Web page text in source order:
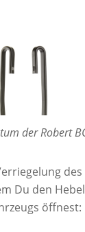
der Robert
Du den
öffnest: